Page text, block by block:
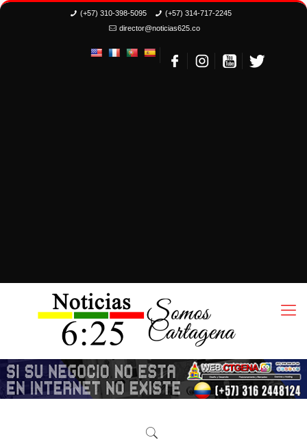
(+57) 310-398-5095
(+57) 314-717-2245
director@noticias625.co